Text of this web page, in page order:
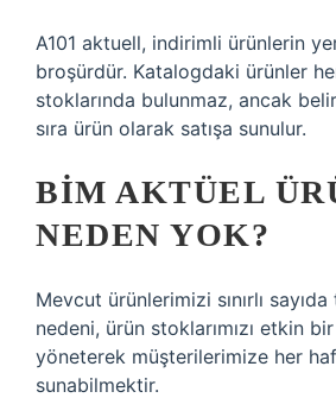
A101 aktuell, indirimli ürünlerin
broşürdür. Katalogdaki ürünler
stoklarında bulunmaz, ancak
sıra ürün olarak satışa sunulur.
BIM AKTÜEL
NEDEN YOK?
Mevcut ürünlerimizi sınırlı
nedeni, ürün stoklarımızı etkin
yöneterek müşterilerimize her
sunabilmektir.